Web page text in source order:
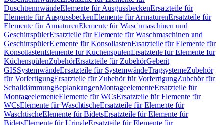
DuschtrennwändeElemente für AusgussbeckenErsatzteile für
Elemente für AusgussbeckenElemente für ArmaturenErsatzteile für
Elemente für ArmaturenElemente für Waschmaschinen und
GeschirrspülerErsatzteile für Elemente für Waschmaschinen und
GeschirrspülerElemente für KonsollastenErsatzteile für Elemente für
KonsollastenElemente für KüchenspülenErsatzteile für Elemente für
KüchenspülenZubehörErsatzteile für ZubehörGeberit
GISSystemwändeErsatzteile für SystemwändeTragsystemeZubehör
für VorfertigungErsatzteile für Zubehör für VorfertigungZubehör für
SchalldämmungBeplankungenMontageelementeErsatzteile für
MontageelementeElemente für WCsErsatzteile für Elemente für
WCsElemente für WaschtischeErsatzteile für Elemente für
WaschtischeElemente für BidetsErsatzteile für Elemente für
BidetsElemente für UrinaleErsatzteile für Elemente für